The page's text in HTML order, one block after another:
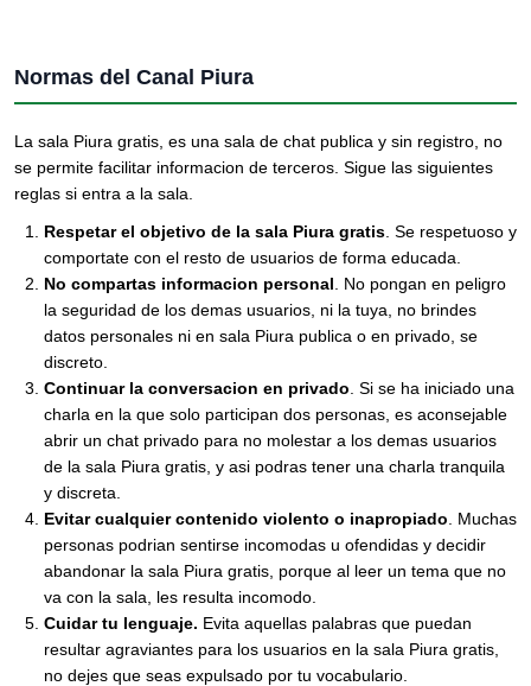
Normas del Canal Piura
La sala Piura gratis, es una sala de chat publica y sin registro, no
se permite facilitar informacion de terceros. Sigue las siguientes
reglas si entra a la sala.
Respetar el objetivo de la sala Piura gratis . Se respetuoso y
comportate con el resto de usuarios de forma educada.
No compartas informacion personal . No pongan en peligro
la seguridad de los demas usuarios, ni la tuya, no brindes
datos personales ni en sala Piura publica o en privado, se
discreto.
Continuar la conversacion en privado . Si se ha iniciado una
charla en la que solo participan dos personas, es aconsejable
abrir un chat privado para no molestar a los demas usuarios
de la sala Piura gratis, y asi podras tener una charla tranquila
y discreta.
Evitar cualquier contenido violento o inapropiado . Muchas
personas podrian sentirse incomodas u ofendidas y decidir
abandonar la sala Piura gratis, porque al leer un tema que no
va con la sala, les resulta incomodo.
Cuidar tu lenguaje. Evita aquellas palabras que puedan
resultar agraviantes para los usuarios en la sala Piura gratis,
no dejes que seas expulsado por tu vocabulario.